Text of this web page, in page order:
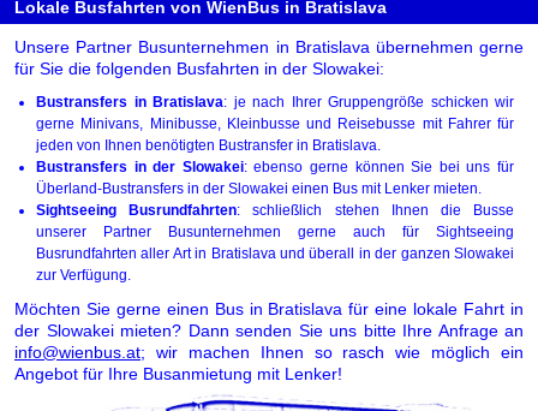
Lokale Busfahrten von WienBus in Bratislava
Unsere Partner Busunternehmen in Bratislava übernehmen gerne
für Sie die folgenden Busfahrten in der Slowakei:
Bustransfers in Bratislava: je nach Ihrer Gruppengröße schicken wir
gerne Minivans, Minibusse, Kleinbusse und Reisebusse mit Fahrer für
jeden von Ihnen benötigten Bustransfer in Bratislava.
Bustransfers in der Slowakei: ebenso gerne können Sie bei uns für
Überland-Bustransfers in der Slowakei einen Bus mit Lenker mieten.
Sightseeing Busrundfahrten: schließlich stehen Ihnen die Busse
unserer Partner Busunternehmen gerne auch für Sightseeing
Busrundfahrten aller Art in Bratislava und überall in der ganzen Slowakei
zur Verfügung.
Möchten Sie gerne einen Bus in Bratislava für eine lokale Fahrt in
der Slowakei mieten? Dann senden Sie uns bitte Ihre Anfrage an
info@wienbus.at; wir machen Ihnen so rasch wie möglich ein
Angebot für Ihre Busanmietung mit Lenker!